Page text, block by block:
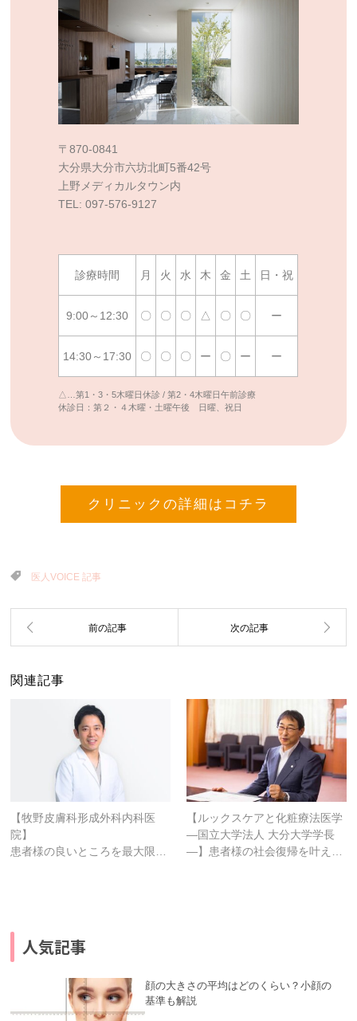
〒870-0841
大分県大分市六坊北町5番42号
上野メディカルタウン内
TEL: 097-576-9127
診療時間 月 火 水 木 金 土 日・祝
9:00～12:30 〇 〇 〇 △ 〇 〇 ー
14:30～17:30 〇 〇 〇 ー 〇 ー ー
△…第1・3・5木曜日休診 / 第2・4木曜日午前診療
休診日：第２・４木曜・土曜午後 日曜、祝日
クリニックの詳細はコチラ
医人VOICE 記事
関連記事
【牧野皮膚科形成外科内科医
院】
患者様の良いところを最大限…
【ルックスケアと化粧療法医学
―国立大学法人 大分大学学長
―】患者様の社会復帰を叶え…
人気記事
顔の大きさの平均はどのくらい？小顔の
基準も解説